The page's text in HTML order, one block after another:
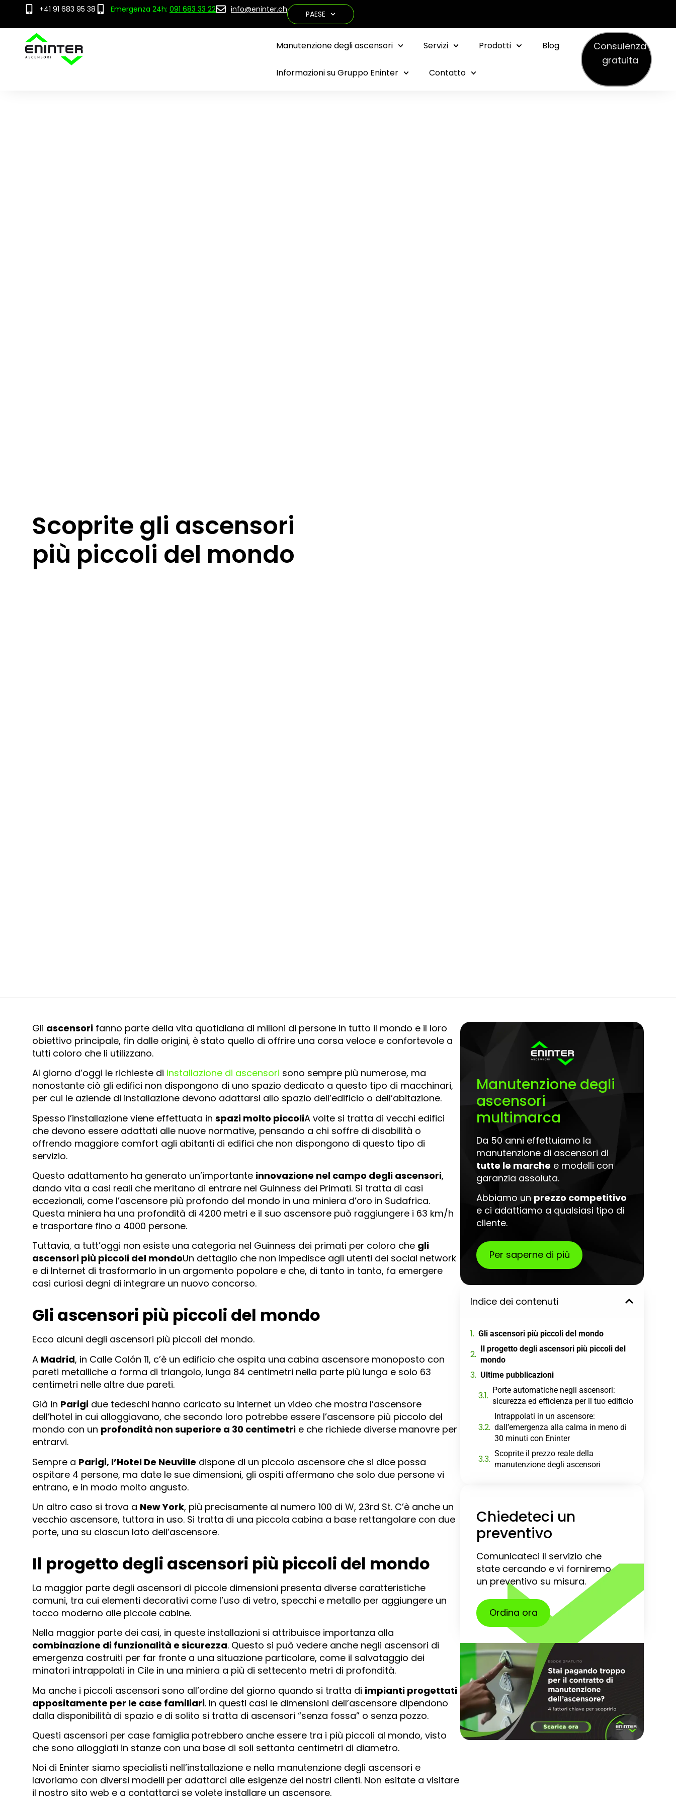
+41 91 683 95 38 Emergenza 24h: 091 683 33 22 info@eninter.ch PAESE
Manutenzione degli ascensori Servizi Prodotti Blog
Informazioni su Gruppo Eninter Contatto
Consulenza
gratuita
Scoprite gli ascensori
più piccoli del mondo
Gli ascensori fanno parte della vita quotidiana di milioni di persone in tutto il mondo e il loro
obiettivo principale, fin dalle origini, è stato quello di offrire una corsa veloce e confortevole a
tutti coloro che li utilizzano.
Al giorno d’oggi le richieste di installazione di ascensori sono sempre più numerose, ma
nonostante ciò gli edifici non dispongono di uno spazio dedicato a questo tipo di macchinari,
per cui le aziende di installazione devono adattarsi allo spazio dell’edificio o dell’abitazione.
Spesso l’installazione viene effettuata in spazi molto piccoliA volte si tratta di vecchi edifici
che devono essere adattati alle nuove normative, pensando a chi soffre di disabilità o
offrendo maggiore comfort agli abitanti di edifici che non dispongono di questo tipo di
servizio.
Questo adattamento ha generato un’importante innovazione nel campo degli ascensori,
dando vita a casi reali che meritano di entrare nel Guinness dei Primati. Si tratta di casi
eccezionali, come l’ascensore più profondo del mondo in una miniera d’oro in Sudafrica.
Questa miniera ha una profondità di 4200 metri e il suo ascensore può raggiungere i 63 km/h
e trasportare fino a 4000 persone.
Tuttavia, a tutt’oggi non esiste una categoria nel Guinness dei primati per coloro che gli
ascensori più piccoli del mondoUn dettaglio che non impedisce agli utenti dei social network
e di Internet di trasformarlo in un argomento popolare e che, di tanto in tanto, fa emergere
casi curiosi degni di integrare un nuovo concorso.
Gli ascensori più piccoli del mondo
Ecco alcuni degli ascensori più piccoli del mondo.
A Madrid, in Calle Colón 11, c’è un edificio che ospita una cabina ascensore monoposto con
pareti metalliche a forma di triangolo, lunga 84 centimetri nella parte più lunga e solo 63
centimetri nelle altre due pareti.
Già in Parigi due tedeschi hanno caricato su internet un video che mostra l’ascensore
dell’hotel in cui alloggiavano, che secondo loro potrebbe essere l’ascensore più piccolo del
mondo con un profondità non superiore a 30 centimetri e che richiede diverse manovre per
entrarvi.
Sempre a Parigi, l’Hotel De Neuville dispone di un piccolo ascensore che si dice possa
ospitare 4 persone, ma date le sue dimensioni, gli ospiti affermano che solo due persone vi
entrano, e in modo molto angusto.
Un altro caso si trova a New York, più precisamente al numero 100 di W, 23rd St. C’è anche un
vecchio ascensore, tuttora in uso. Si tratta di una piccola cabina a base rettangolare con due
porte, una su ciascun lato dell’ascensore.
Il progetto degli ascensori più piccoli del mondo
La maggior parte degli ascensori di piccole dimensioni presenta diverse caratteristiche
comuni, tra cui elementi decorativi come l’uso di vetro, specchi e metallo per aggiungere un
tocco moderno alle piccole cabine.
Nella maggior parte dei casi, in queste installazioni si attribuisce importanza alla
combinazione di funzionalità e sicurezza. Questo si può vedere anche negli ascensori di
emergenza costruiti per far fronte a una situazione particolare, come il salvataggio dei
minatori intrappolati in Cile in una miniera a più di settecento metri di profondità.
Ma anche i piccoli ascensori sono all’ordine del giorno quando si tratta di impianti progettati
appositamente per le case familiari. In questi casi le dimensioni dell’ascensore dipendono
dalla disponibilità di spazio e di solito si tratta di ascensori “senza fossa” o senza pozzo.
Questi ascensori per case famiglia potrebbero anche essere tra i più piccoli al mondo, visto
che sono alloggiati in stanze con una base di soli settanta centimetri di diametro.
Noi di Eninter siamo specialisti nell’installazione e nella manutenzione degli ascensori e
lavoriamo con diversi modelli per adattarci alle esigenze dei nostri clienti. Non esitate a visitare
il nostro sito web e a contattarci se volete installare un ascensore.
Manutenzione degli
ascensori
multimarca
Da 50 anni effettuiamo la
manutenzione di ascensori di
tutte le marche e modelli con
garanzia assoluta.
Abbiamo un prezzo competitivo
e ci adattiamo a qualsiasi tipo di
cliente.
Per saperne di più
Indice dei contenuti
Gli ascensori più piccoli del mondo
Il progetto degli ascensori più piccoli del
mondo
Ultime pubblicazioni
Porte automatiche negli ascensori:
sicurezza ed efficienza per il tuo edificio
Intrappolati in un ascensore:
dall’emergenza alla calma in meno di
30 minuti con Eninter
Scoprite il prezzo reale della
manutenzione degli ascensori
Chiedeteci un
preventivo
Comunicateci il servizio che
state cercando e vi forniremo
un preventivo su misura.
Ordina ora